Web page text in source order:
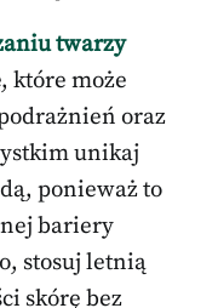
twarzy
które może
oraz
unikaj
ponieważ to
bariery
stosuj letnią
skórę bez